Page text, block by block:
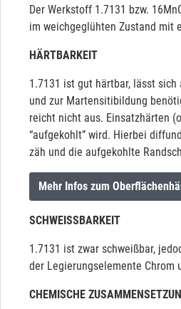
Der Werkstoff 1.7131 bzw.
im weichgeglühten Zustand mit
HÄRTBARKEIT
1.7131 ist gut härtbar, lässt
und zur Martensitibildung
reicht nicht aus. Einsatzhärten
“aufgekohlt” wird. Hierbei
zäh und die aufgekohlte
Mehr Infos zum
SCHWEISSBARKEIT
1.7131 ist zwar schweißbar,
der Legierungselemente Chrom
CHEMISCHE